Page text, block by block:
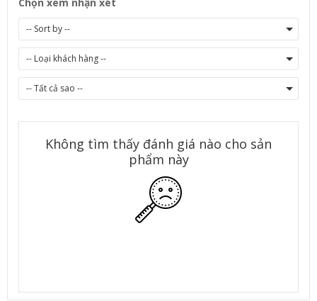
Không tìm thấy đánh giá nào cho sản
phẩm này